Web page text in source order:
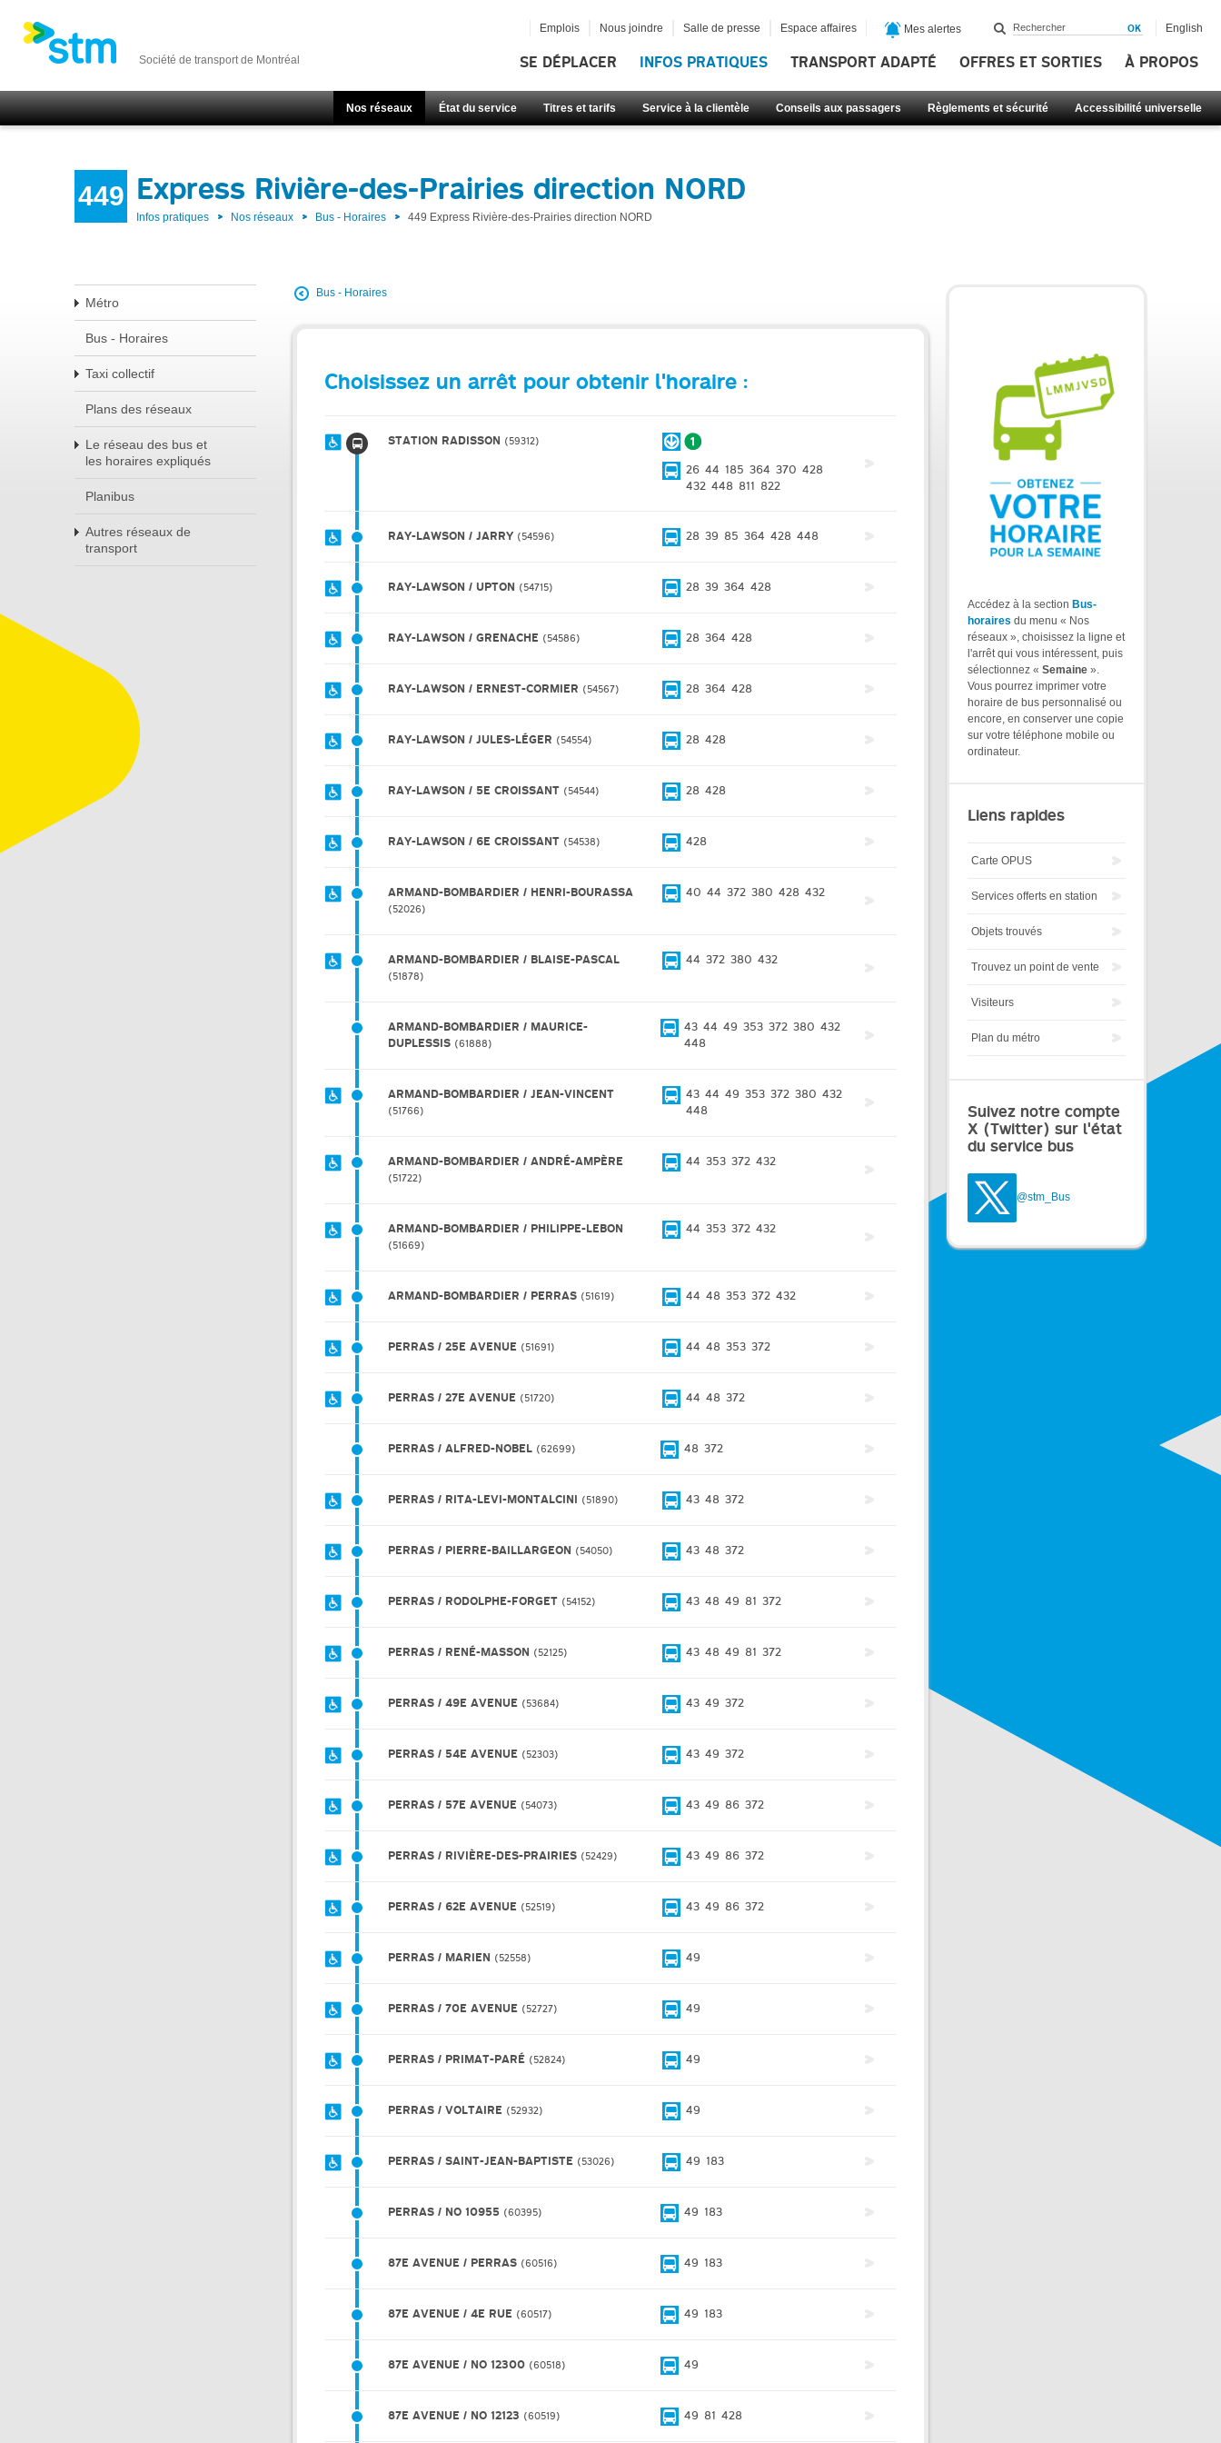
Société de transport de Montréal SE DÉPLACER INFOS PRATIQUES TRANSPORT ADAPTÉ OFFRES ET SORTIES À PROPOS
Nos réseaux État du service Titres et tarifs Service à la clientèle Conseils aux passagers Règlements et sécurité Accessibilité universelle
Emplois Nous joindre Salle de presse Espace affaires Mes alertes English
449 Express Rivière-des-Prairies direction NORD
Infos pratiques Nos réseaux Bus - Horaires 449 Express Rivière-des-Prairies direction NORD
Métro
Bus - Horaires
Taxi collectif
Plans des réseaux
Le réseau des bus et
les horaires expliqués
Planibus
Autres réseaux de
transport
Bus - Horaires
Choisissez un arrêt pour obtenir l'horaire :
STATION RADISSON 59312
26 44 185 364 370 428
432 448 811 822
RAY-LAWSON / JARRY 54596 28 39 85 364 428 448
RAY-LAWSON / UPTON 54715 28 39 364 428
RAY-LAWSON / GRENACHE 54586 28 364 428
RAY-LAWSON / ERNEST-CORMIER 54567 28 364 428
RAY-LAWSON / JULES-LÉGER 54554 28 428
RAY-LAWSON / 5E CROISSANT 54544 28 428
RAY-LAWSON / 6E CROISSANT 54538 428
ARMAND-BOMBARDIER / HENRI-BOURASSA
52026
40 44 372 380 428 432
ARMAND-BOMBARDIER / BLAISE-PASCAL
51878
44 372 380 432
ARMAND-BOMBARDIER / MAURICE-
DUPLESSIS
61888
43 44 49 353 372 380 432
448
ARMAND-BOMBARDIER / JEAN-VINCENT
51766
43 44 49 353 372 380 432
448
ARMAND-BOMBARDIER / ANDRÉ-AMPÈRE
51722
44 353 372 432
ARMAND-BOMBARDIER / PHILIPPE-LEBON
51669
44 353 372 432
ARMAND-BOMBARDIER / PERRAS 51619 44 48 353 372 432
PERRAS / 25E AVENUE 51691 44 48 353 372
PERRAS / 27E AVENUE 51720 44 48 372
PERRAS / ALFRED-NOBEL 62699 48 372
PERRAS / RITA-LEVI-MONTALCINI 51890 43 48 372
PERRAS / PIERRE-BAILLARGEON 54050 43 48 372
PERRAS / RODOLPHE-FORGET 54152 43 48 49 81 372
PERRAS / RENÉ-MASSON 52125 43 48 49 81 372
PERRAS / 49E AVENUE 53684 43 49 372
PERRAS / 54E AVENUE 52303 43 49 372
PERRAS / 57E AVENUE 54073 43 49 86 372
PERRAS / RIVIÈRE-DES-PRAIRIES 52429 43 49 86 372
PERRAS / 62E AVENUE 52519 43 49 86 372
PERRAS / MARIEN 52558 49
PERRAS / 70E AVENUE 52727 49
PERRAS / PRIMAT-PARÉ 52824 49
PERRAS / VOLTAIRE 52932 49
PERRAS / SAINT-JEAN-BAPTISTE 53026 49 183
PERRAS / NO 10955 60395 49 183
87E AVENUE / PERRAS 60516 49 183
87E AVENUE / 4E RUE 60517 49 183
87E AVENUE / NO 12300 60518 49
87E AVENUE / NO 12123 60519 49 81 428
Accédez à la section Bus-
horaires du menu « Nos
réseaux », choisissez la ligne et
l'arrêt qui vous intéressent, puis
sélectionnez « Semaine ».
Vous pourrez imprimer votre
horaire de bus personnalisé ou
encore, en conserver une copie
sur votre téléphone mobile ou
ordinateur.
Liens rapides
Carte OPUS
Services offerts en station
Objets trouvés
Trouvez un point de vente
Visiteurs
Plan du métro
Suivez notre compte
X (Twitter) sur l'état
du service bus
@stm_Bus